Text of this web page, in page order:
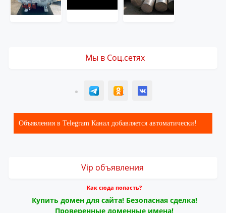
Мы в Соц.сетях
T ОК ВК
Объявления в Telegram Канал добавляется автоматически!
Vip объявления
Как сюда попасть?
Купить домен для сайта! Безопасная сделка!
Проверенные доменные имена!